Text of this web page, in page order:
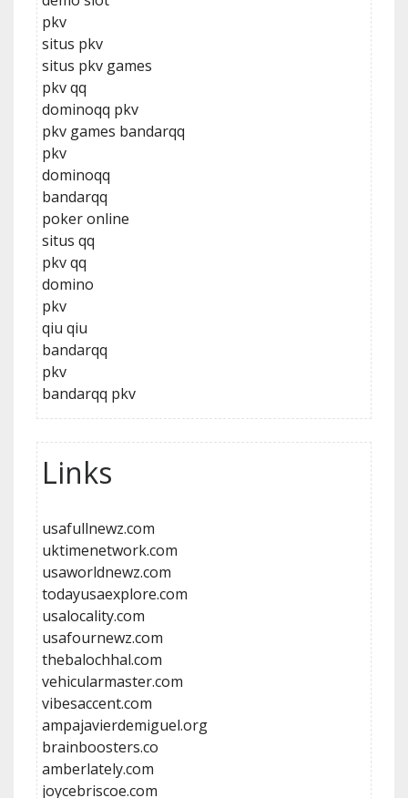
pkv
situs pkv
situs pkv games
pkv qq
dominoqq pkv
pkv games bandarqq
pkv
dominoqq
bandarqq
poker online
situs qq
pkv qq
domino
pkv
qiu qiu
bandarqq
pkv
bandarqq pkv
Links
usafullnewz.com
uktimenetwork.com
usaworldnewz.com
todayusaexplore.com
usalocality.com
usafournewz.com
thebalochhal.com
vehicularmaster.com
vibesaccent.com
ampajavierdemiguel.org
brainboosters.co
amberlately.com
joycebriscoe.com